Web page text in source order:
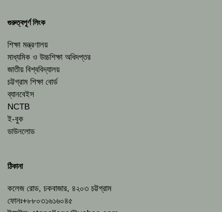
গুরুত্বপূর্ণ লিংক
শিক্ষা মন্ত্রণালয়
মাধ্যমিক ও উচ্চশিক্ষা অধিদপ্তর
জাতীয় বিশ্ববিদ্যালয়
চট্টগ্রাম শিক্ষা বোর্ড
ব্যানবেইস
NCTB
ই-বুক
ডাউনলোড
ঠিকানা
কলেজ রোড, চকবাজার, ৪২০৩ চট্টগ্রাম
ফোনঃ+৮৮০৩১৬১৬০৪৫